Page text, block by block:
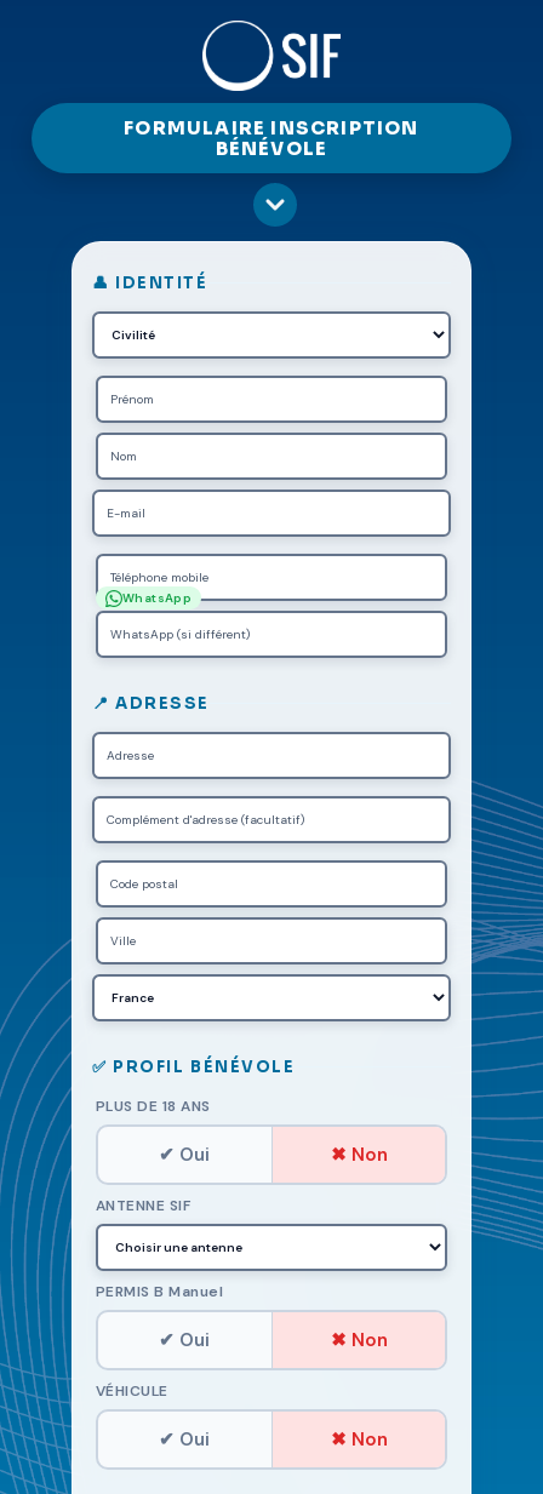
FORMULAIRE INSCRIPTION
BÉNÉVOLE
👤 IDENTITÉ
WhatsApp
📍 ADRESSE
✅ PROFIL BÉNÉVOLE
PLUS DE 18 ANS
✔ Oui ✖ Non
ANTENNE SIF
PERMIS B Manuel
✔ Oui ✖ Non
VÉHICULE
✔ Oui ✖ Non